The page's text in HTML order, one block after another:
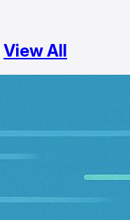
View All